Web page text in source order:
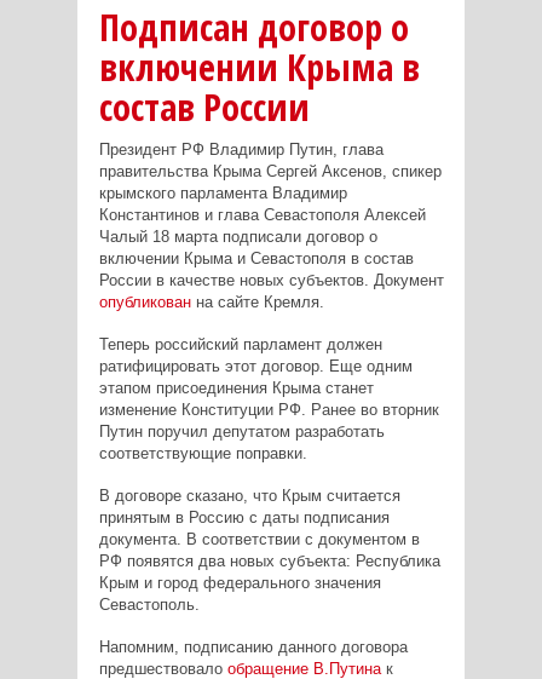
Подписан договор о
включении Крыма в
состав России
Президент РФ Владимир Путин, глава
правительства Крыма Сергей Аксенов, спикер
крымского парламента Владимир
Константинов и глава Севастополя Алексей
Чалый 18 марта подписали договор о
включении Крыма и Севастополя в состав
России в качестве новых субъектов. Документ
опубликованна сайте Кремля.
Теперь российский парламент должен
ратифицировать этот договор. Еще одним
этапом присоединения Крыма станет
изменение Конституции РФ. Ранее во вторник
Путин поручил депутатом разработать
соответствующие поправки.
В договоре сказано, что Крым считается
принятым в Россию с даты подписания
документа. В соответствии с документом в
РФ появятся два новых субъекта: Республика
Крым и город федерального значения
Севастополь.
Напомним, подписанию данного договора
предшествовало обращение В.Путинак